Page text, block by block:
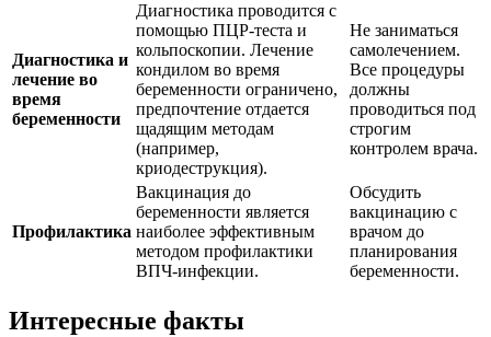
Диагностика и
лечение во
время
беременности
Диагностика проводится с
помощью ПЦР-теста и
кольпоскопии. Лечение
кондилом во время
беременности ограничено,
предпочтение отдается
щадящим методам
(например,
криодеструкция).
Не заниматься
самолечением.
Все процедуры
должны
проводиться под
строгим
контролем врача.
Профилактика
Вакцинация до
беременности является
наиболее эффективным
методом профилактики
ВПЧ-инфекции.
Обсудить
вакцинацию с
врачом до
планирования
беременности.
Интересные факты